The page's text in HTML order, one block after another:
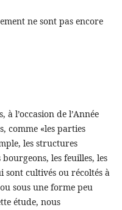
ne sont pas encore
l’occasion de l’Année
comme «les parties
les structures
les feuilles, les
sont cultivés ou récoltés à
sous une forme peu
étude, nous